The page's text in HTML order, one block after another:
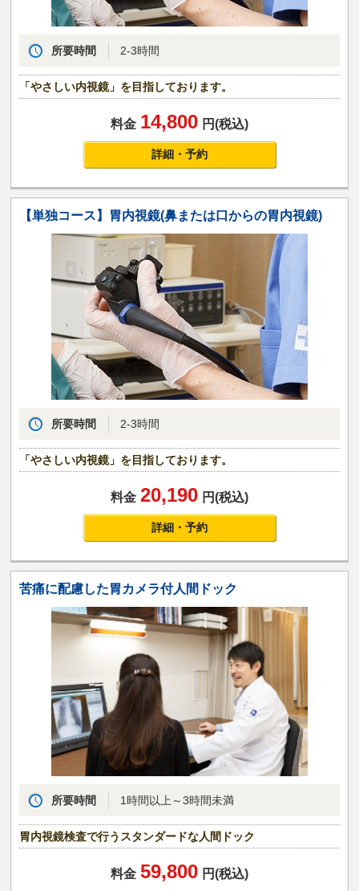
所要時間 2-3時間
「やさしい内視鏡」を目指しております。
料金 14,800 円(税込)
詳細・予約
【単独コース】胃内視鏡(鼻または口からの胃内視鏡)
所要時間 2-3時間
「やさしい内視鏡」を目指しております。
料金 20,190 円(税込)
詳細・予約
苦痛に配慮した胃カメラ付人間ドック
所要時間 1時間以上～3時間未満
胃内視鏡検査で行うスタンダードな人間ドック
料金 59,800 円(税込)